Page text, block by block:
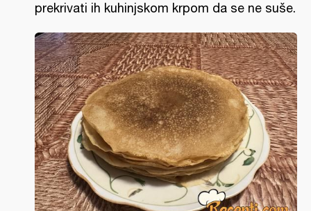
prekrivati ih kuhinjskom krpom da se ne suše.